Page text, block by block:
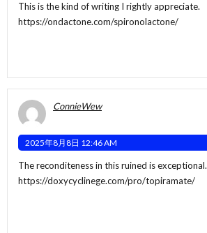
This is the kind of writing I rightly appreciate.
https://ondactone.com/spironolactone/
ConnieWew
2025年8月8日 12:46 AM
The reconditeness in this ruined is exceptional.
https://doxycyclinege.com/pro/topiramate/